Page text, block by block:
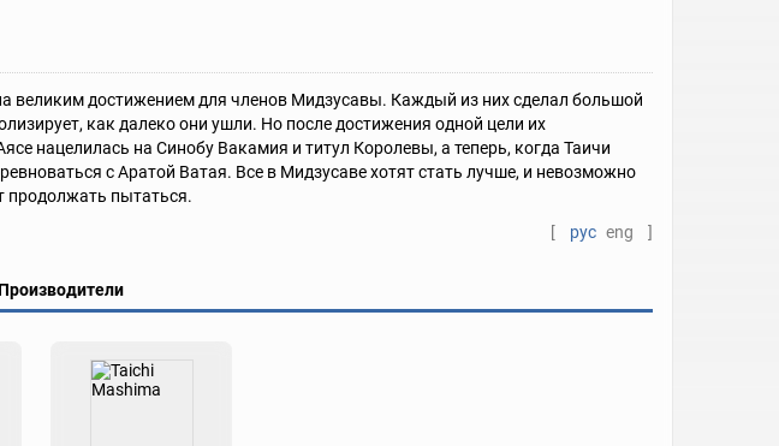
великим достижением для членов Мидзусавы. Каждый из них сделал большой
как далеко они ушли. Но после достижения одной цели их
нацелилась на Синобу Вакамия и титул Королевы, а теперь, когда Таичи
с Аратой Ватая. Все в Мидзусаве хотят стать лучше, и невозможно
продолжать пытаться.
[
рус eng ]